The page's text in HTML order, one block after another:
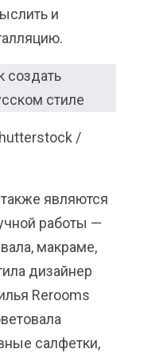
и
/
являются
работы —
макраме,
дизайнер
Rerooms
салфетки,